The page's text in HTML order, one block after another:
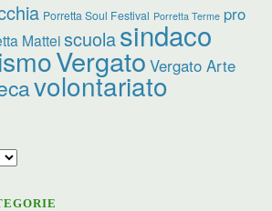
Porretta Soul Festival Porretta Terme pro
Matteiscuolasindaco
Vergato Vergato Arte
volontariato